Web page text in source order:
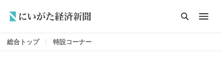
総合トップ 特設コーナー